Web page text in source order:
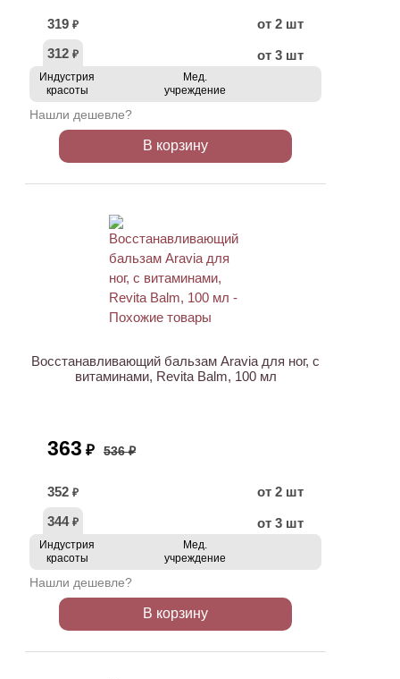
319 ₽
от 2 шт
312 ₽ от 3 шт
Индустрия
красоты
Мед.
учреждение
Нашли дешевле?
В корзину
Восстанавливающий бальзам Aravia для ног, с
витаминами, Revita Balm, 100 мл
363 ₽ 536 ₽
352 ₽
от 2 шт
344 ₽ от 3 шт
Индустрия
красоты
Мед.
учреждение
Нашли дешевле?
В корзину